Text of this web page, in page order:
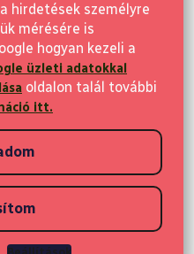
hirdetések személyre
mérésére is
hogyan kezeli a
üzleti adatokkal
oldalon talál további
itt.
jog fenntartva.